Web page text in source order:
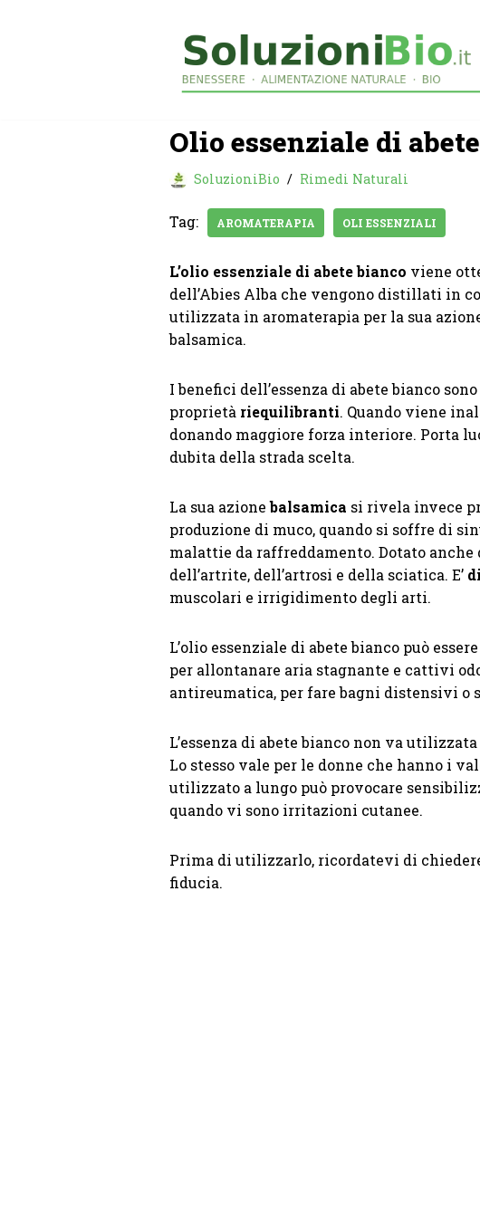
Olio essenziale di
SoluzioniBio Rimedi Naturali
Tag: AROMATERAPIA OLI ESSENZIALI
L’olio essenziale di abete bianco viene
dell’Abies Alba che vengono distillati in
utilizzata in aromaterapia per la sua
balsamica.
I benefici dell’essenza di abete bianco
proprietà riequilibranti. Quando viene
donando maggiore forza interiore. Porta
dubita della strada scelta.
La sua azionebalsamica si rivela invece
produzione di muco, quando si soffre di
malattie da raffreddamento. Dotato anche
dell’artrite, dell’artrosi e della sciatica. E’
muscolari e irrigidimento degli arti.
L’olio essenziale di abete bianco può
per allontanare aria stagnante e cattivi
antireumatica, per fare bagni distensivi o
L’essenza di abete bianco non va
Lo stesso vale per le donne che hanno i
utilizzato a lungo può provocare
quando vi sono irritazioni cutanee.
Prima di utilizzarlo, ricordatevi di
fiducia.